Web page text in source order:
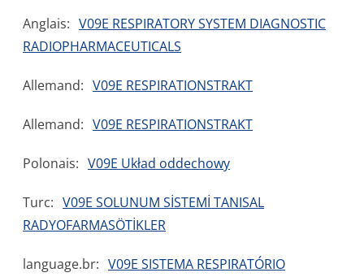
Anglais: V09E RESPIRATORY SYSTEM DIAGNOSTIC
RADIOPHARMACEUTICALS
Allemand: V09E RESPIRATIONSTRAKT
Allemand: V09E RESPIRATIONSTRAKT
Polonais: V09E Układ oddechowy
Turc: V09E SOLUNUM SİSTEMİ TANISAL
RADYOFARMASÖTİKLER
language.br: V09E SISTEMA RESPIRATÓRIO